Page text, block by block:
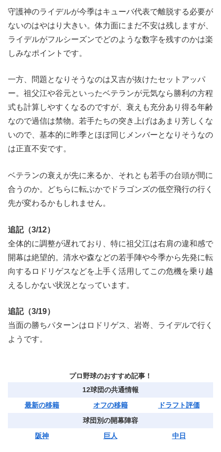
守護神のライデルが今季はキューバ代表で離脱する必要が
ないのはやはり大きい。体力面にまだ不安は残しますが、
ライデルがフルシーズンでどのような数字を残すのかは楽
しみなポイントです。
一方、問題となりそうなのは又吉が抜けたセットアッパ
ー。祖父江や谷元といったベテランが元気なら勝利の方程
式も計算しやすくなるのですが、衰えも充分あり得る年齢
なので過信は禁物。若手たちの突き上げはあまり芳しくな
いので、基本的に昨季とほぼ同じメンバーとなりそうなの
は正直不安です。
ベテランの衰えが先に来るか、それとも若手の台頭が間に
合うのか。どちらに転ぶかでドラゴンズの低空飛行の行く
先が変わるかもしれません。
追記（3/12）
全体的に調整が遅れており、特に祖父江は右肩の違和感で
開幕は絶望的。清水や森などの若手陣や今季から先発に転
向するロドリゲスなどを上手く活用してこの危機を乗り越
えるしかない状況となっています。
追記（3/19）
当面の勝ちパターンはロドリゲス、岩嵜、ライデルで行く
ようです。
プロ野球のおすすめ記事！
12球団の共通情報
最新の移籍
オフの移籍
ドラフト評価
球団別の開幕陣容
阪神
巨人 中日